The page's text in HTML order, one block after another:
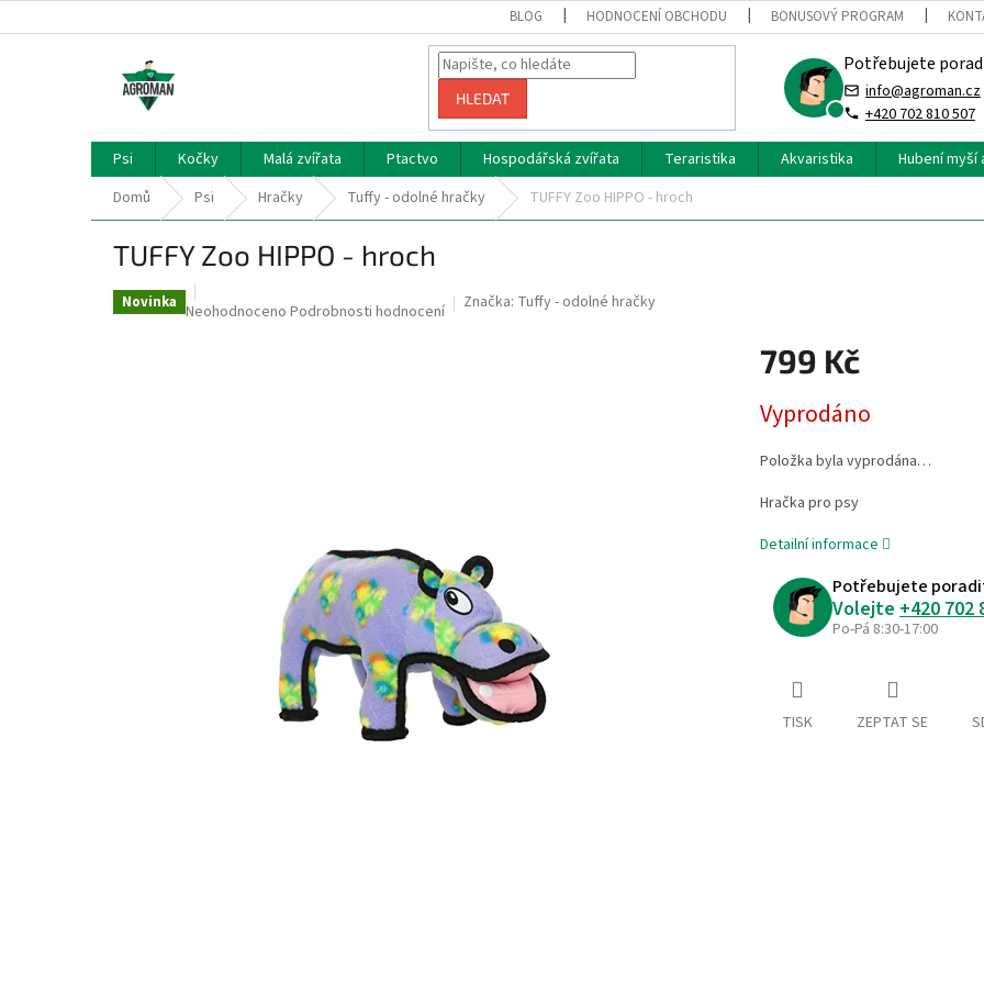
na
BLOG HODNOCENÍ OBCHODU BONUSOVÝ PROGRAM
HLEDAT
Potřebujete
info@agroman.cz
+420 702 810 507
Psi Kočky Malá zvířata Ptactvo Hospodářská zvířata Teraristika Akvaristika Hubení myší
Domů
Psi Hračky Tuffy - odolné hračky TUFFY Zoo HIPPO - hroch
TUFFY Zoo HIPPO - hroch
Novinka Průměrné
Neohodnoceno Podrobnosti hodnocení Značka: Tuffy - odolné hračky
799 Kč
cena:
Vyprodáno
Položka byla vyprodána…
Hračka pro psy
Detailní informace
Potřebujete
Volejte +420 702
Po-Pá 8:30-17:00
TISK ZEPTAT SE